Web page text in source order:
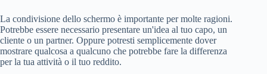
La condivisione dello schermo è importante per molte ragioni.
Potrebbe essere necessario presentare un'idea al tuo capo, un
cliente o un partner. Oppure potresti semplicemente dover
mostrare qualcosa a qualcuno che potrebbe fare la differenza
per la tua attività o il tuo reddito.